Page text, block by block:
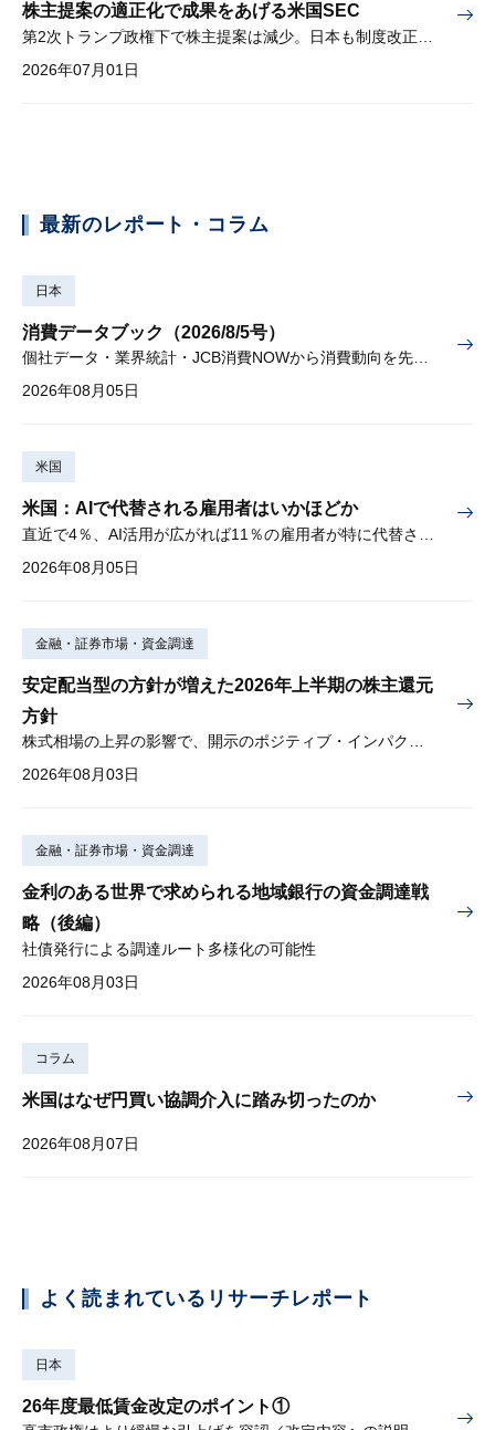
株主提案の適正化で成果をあげる米国SEC
2026年07月01日
最新のレポート・コラム
日本
消費データブック（2026/8/5号）
個社データ・業界統計・JCB消費NOWから消費動向を先取り
2026年08月05日
米国
米国：AIで代替される雇用者はいかほどか
2026年08月05日
金融・証券市場・資金調達
安定配当型の方針が増えた2026年上半期の株主還元
方針
株式相場の上昇の影響で、開示のポジティブ・インパクトは低下
2026年08月03日
金融・証券市場・資金調達
金利のある世界で求められる地域銀行の資金調達戦
略（後編）
社債発行による調達ルート多様化の可能性
2026年08月03日
コラム
米国はなぜ円買い協調介入に踏み切ったのか
2026年08月07日
よく読まれているリサーチレポート
日本
26年度最低賃金改定のポイント①